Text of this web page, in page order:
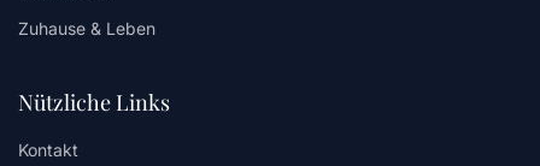
Zuhause & Leben
Nützliche Links
Kontakt